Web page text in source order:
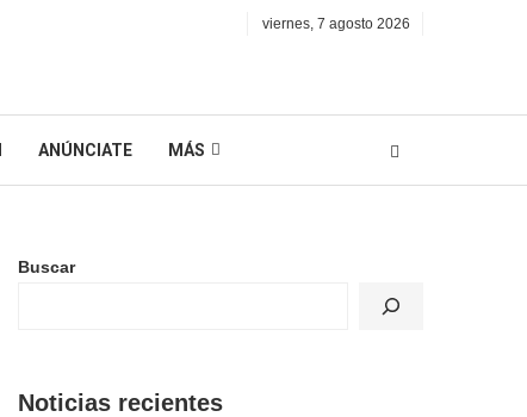
viernes, 7 agosto 2026
ANÚNCIATE MÁS
Buscar
Noticias recientes